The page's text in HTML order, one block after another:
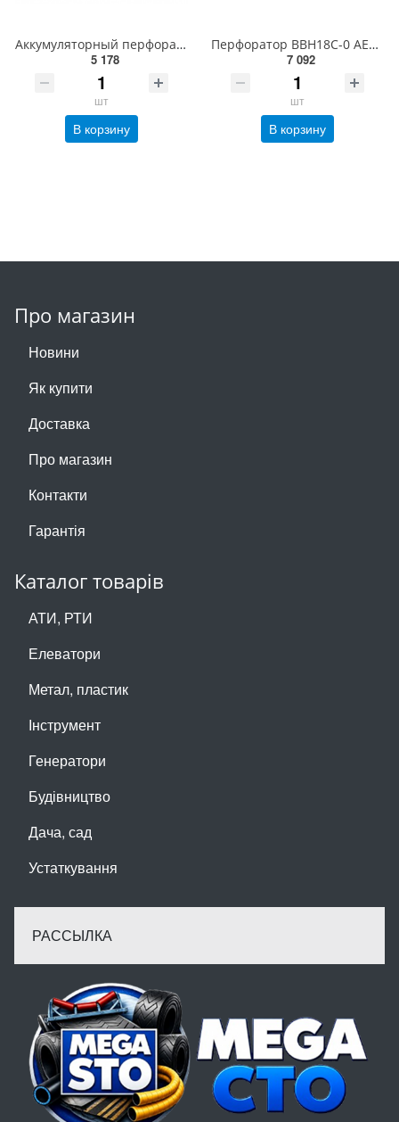
Аккумуляторный перфоратор AEG BBH 12-0 4935446699
5 178
шт
В корзину
Перфоратор BBH18C-0 AEG, 18В, 0-1300об/хв, Ø13/10/16мм, 1,5Дж, 2,5кг (, 4935464984)
7 092
шт
В корзину
Про магазин
Новини
Як купити
Доставка
Про магазин
Контакти
Гарантія
Каталог товарів
АТИ, РТИ
Елеватори
Метал, пластик
Інструмент
Генератори
Будівництво
Дача, сад
Устаткування
РАССЫЛКА